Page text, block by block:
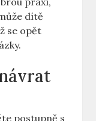
dítě
se opět
postupně s